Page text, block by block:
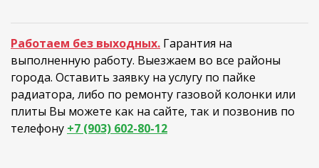
Работаем без выходных. Гарантия на
выполненную работу. Выезжаем во все районы
города. Оставить заявку на услугу по пайке
радиатора, либо по ремонту газовой колонки или
плиты Вы можете как на сайте, так и позвонив по
телефону +7 (903) 602-80-12